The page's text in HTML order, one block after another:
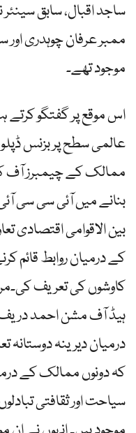
ساجد اقبال، سابق
ممبر عرفان چوہدری
موجود تھے۔
اس موقع پر گفتگو
عالمی سطح پر بزنس
ممالک کے چیمبرز آف
بنانے میں آئی سی سی آئی
بین الاقوامی اقتصادی
کے درمیان روابط
کاوشوں کی تعریف
ہیڈ آف مشن احمد
درمیان دیرینہ دوستانہ
کہ دونوں ممالک کے
سیاحت اور ثقافتی